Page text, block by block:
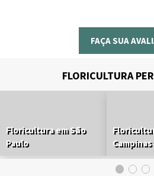
FAÇA SUA
FLORICULTURA
Floricultura em São
Paulo
Campinas